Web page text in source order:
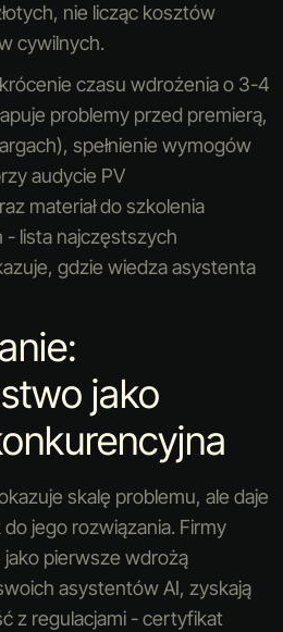
nie licząc kosztów
cywilnych.
czasu wdrożenia o 3-4
problemy przed premierą,
spełnienie wymogów
audycie PV
materiał do szkolenia
- lista najczęstszych
gdzie wiedza asystenta
jako
skalę problemu, ale daje
jego rozwiązania. Firmy
pierwsze wdrożą
asystentów AI, zyskają
z regulacjami - certyfikat